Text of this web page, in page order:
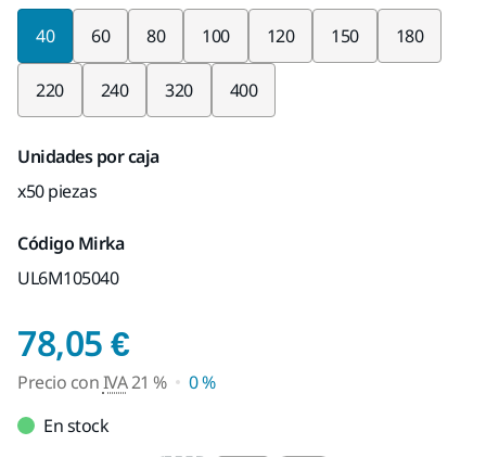
40 60 80 100 120 150 180
220 240 320 400
Unidades por caja
x50 piezas
Código Mirka
UL6M105040
78,05 €Precio con IVA 21 %
Precio conIVA21 %
0 %
En stock